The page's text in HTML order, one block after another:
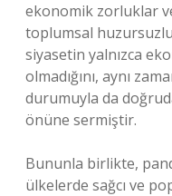
ekonomik zorluklar
toplumsal
siyasetin yalnızca
olmadığını, aynı
durumuyla da
önüne sermiştir.
Bununla birlikte,
ülkelerde sağcı ve